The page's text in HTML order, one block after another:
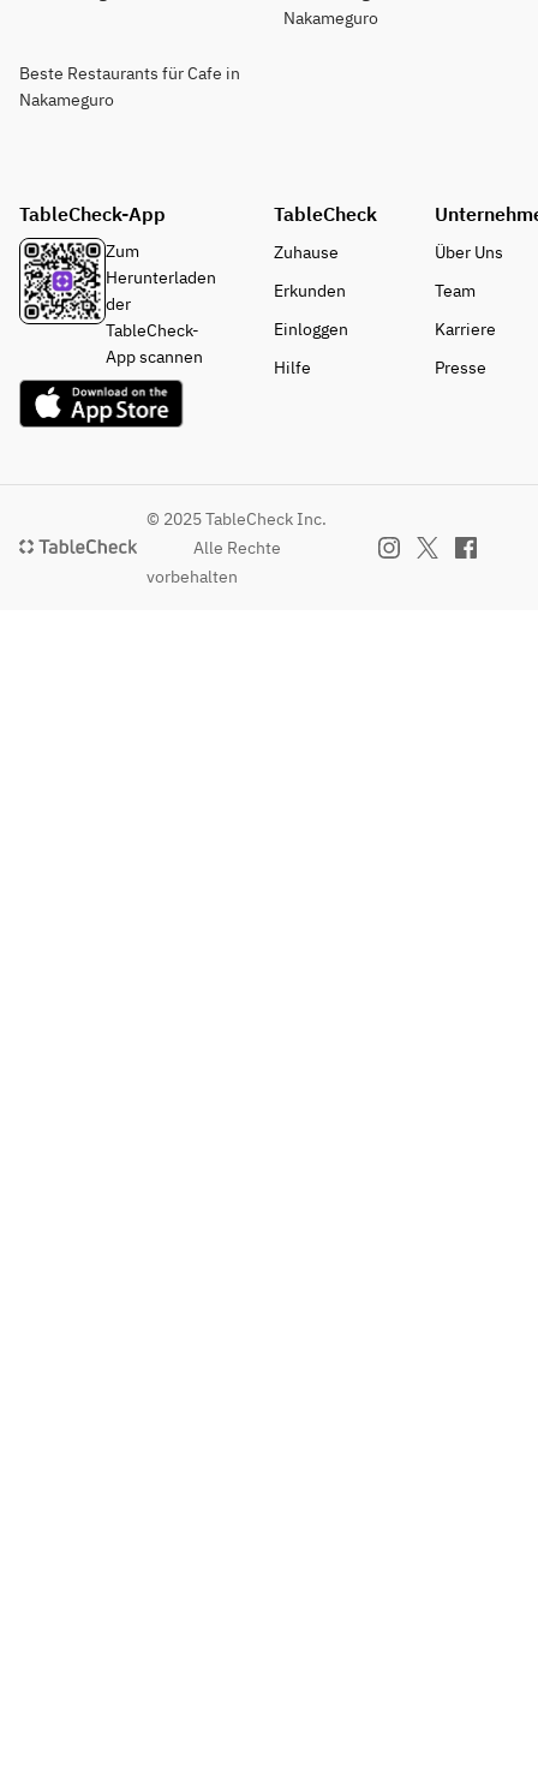
Nakameguro
Beste Restaurants für Cafe in
Nakameguro
TableCheck-App
Zum
Herunterladen
der
TableCheck-
App scannen
TableCheck
Zuhause
Erkunden
Einloggen
Hilfe
Über Uns
Team
Karriere
Presse
© 2025 TableCheck Inc.
Alle Rechte
vorbehalten